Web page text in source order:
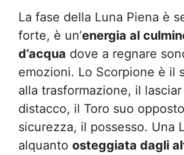
La fase della Luna Piena è
forte, è un’energia al
d’acqua dove a regnare
emozioni. Lo Scorpione è il
alla trasformazione, il
distacco, il Toro suo
sicurezza, il possesso. Una
alquanto osteggiata dagli